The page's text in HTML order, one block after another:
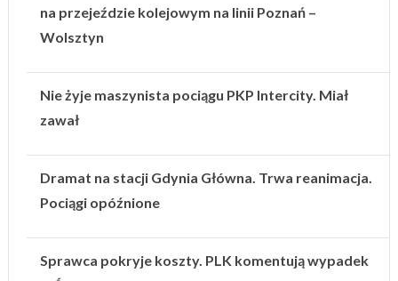
na przejeździe kolejowym na linii Poznań –
Wolsztyn
Nie żyje maszynista pociągu PKP Intercity. Miał
zawał
Dramat na stacji Gdynia Główna. Trwa reanimacja.
Pociągi opóźnione
Sprawca pokryje koszty. PLK komentują wypadek